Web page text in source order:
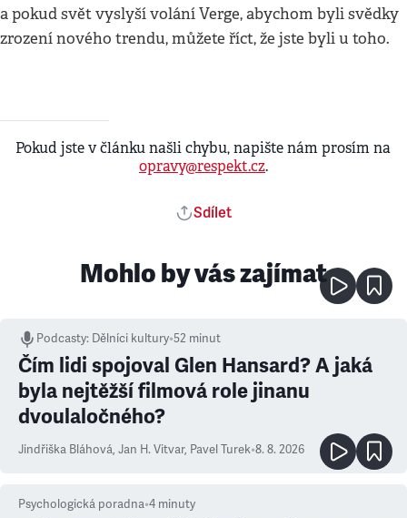
a pokud svět vyslyší volání Verge, abychom byli svědky
zrození nového trendu, můžete říct, že jste byli u toho.
Pokud jste v článku našli chybu, napište nám prosím na
opravy@respekt.cz.
Sdílet
Mohlo by vás zajímat
Podcasty: Dělníci kultury•52 minut
Čím lidi spojoval Glen Hansard? A jaká
byla nejtěžší filmová role jinanu
dvoulaločného?
Jindřiška Bláhová, Jan H. Vitvar, Pavel Turek•8. 8. 2026
Psychologická poradna•4 minuty